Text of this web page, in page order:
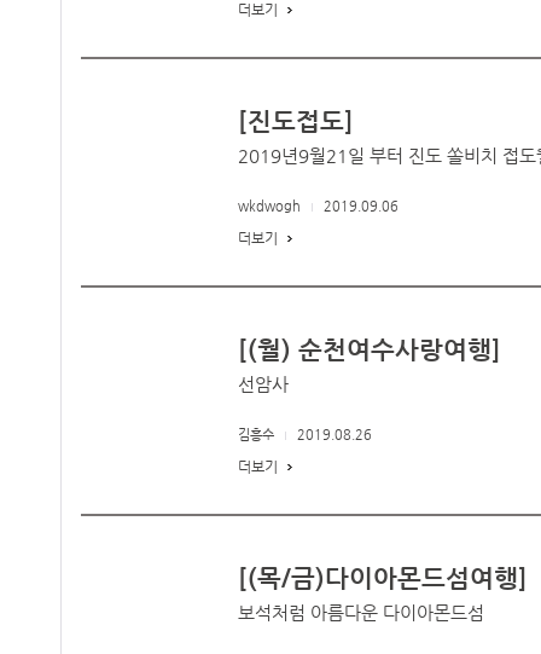
더보기
[진도접도]
2019년9월21일 부터 진도 쏠비치 접도
wkdwogh 2019.09.06
더보기
[(월) 순천여수사랑여행]
선암사
김흥수 2019.08.26
더보기
[(목/금)다이아몬드섬여행]
보석처럼 아름다운 다이아몬드섬